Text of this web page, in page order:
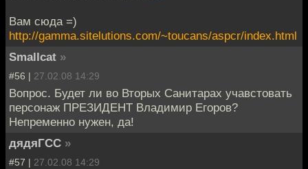
Вам сюда =)
http://gamma.sitelutions.com/~toucans/aspcr/index.html
Smallcat »
#56 | 27.02.08 14:29
Вопрос. Будет ли во Вторых Санитарах учавстовать
персонаж ПРЕЗИДЕНТ Владимир Егоров?
Непременно нужен, да!
дядяГСС »
#57 | 27.02.08 14:29